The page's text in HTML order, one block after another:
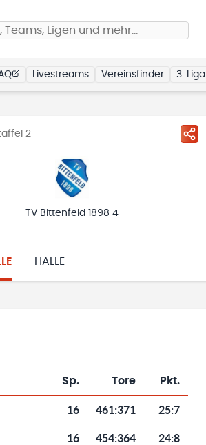
Teams, Ligen und mehr…
Livestreams Vereinsfinder 3. Liga
2
TV Bittenfeld 1898 4
HALLE
Sp. Tore Pkt.
16 461:371 25:7
16 454:364 24:8